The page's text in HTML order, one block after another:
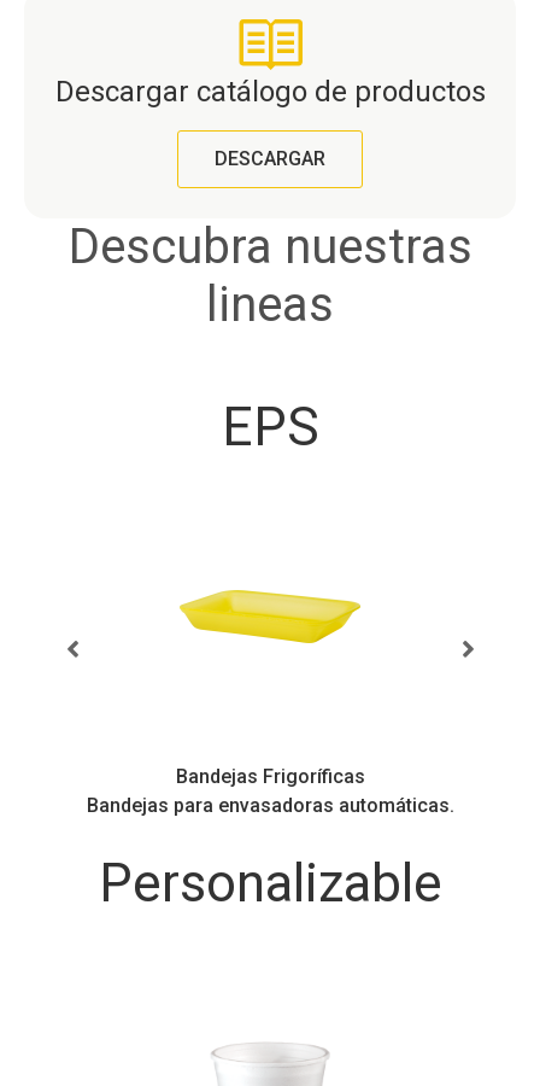
Descargar catálogo de productos
DESCARGAR
Descubra nuestras
lineas
EPS
Bandejas Frigoríficas
Bandejas para envasadoras automáticas.
Personalizable